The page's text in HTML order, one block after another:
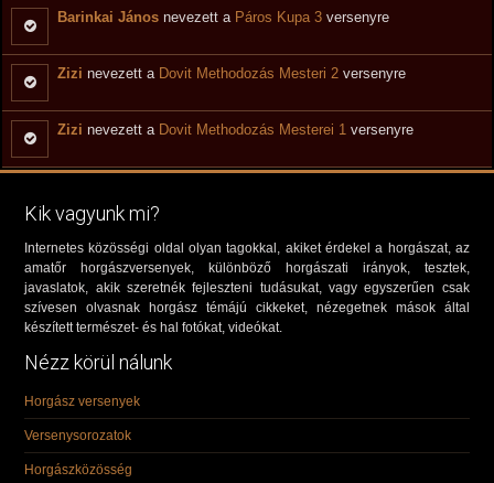
Barinkai János nevezett a Páros Kupa 3 versenyre
Zizi nevezett a Dovit Methodozás Mesteri 2 versenyre
Zizi nevezett a Dovit Methodozás Mesterei 1 versenyre
Kik vagyunk mi?
Internetes közösségi oldal olyan tagokkal, akiket érdekel a horgászat, az
amatőr horgászversenyek, különböző horgászati irányok, tesztek,
javaslatok, akik szeretnék fejleszteni tudásukat, vagy egyszerűen csak
szívesen olvasnak horgász témájú cikkeket, nézegetnek mások által
készített természet- és hal fotókat, videókat.
Nézz körül nálunk
Horgász versenyek
Versenysorozatok
Horgászközösség